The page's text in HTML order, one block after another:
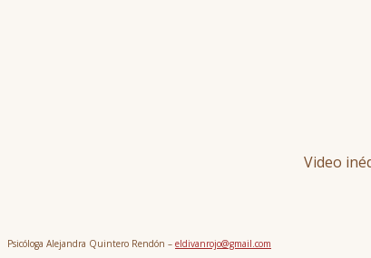
Video
Psicóloga Alejandra Quintero Rendón – eldivanrojo@gmail.com